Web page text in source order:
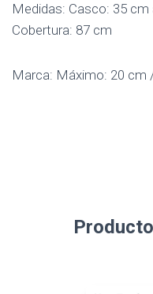
Medidas: Casco: 35
Cobertura: 87 cm
Marca: Máximo: 20 cm